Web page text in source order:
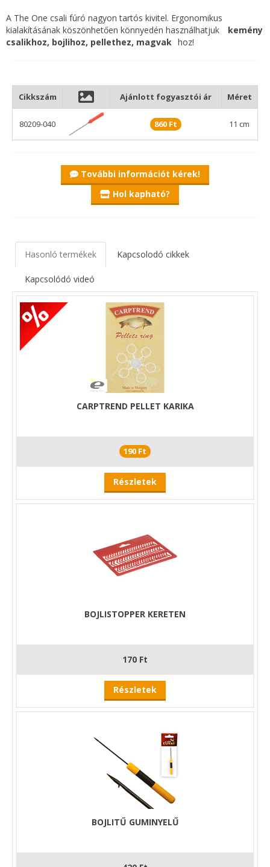
A The One csali fúró nagyon tartós kivitel. Ergonomikus
kialakításának köszönhetően könnyedén használhatjuk
kemény
csalikhoz, bojlihoz, pellethez, magvak hoz!
Cikkszám Ajánlott fogyasztói ár Méret
80209-040 860 Ft 11 cm
További információt kérek!
Hol kapható?
Hasonló termékek Kapcsolodó cikkek
Kapcsolódó videó
CARPTREND PELLET KARIKA
190 Ft
Részletek
BOJLISTOPPER KERETEN
170 Ft
Részletek
BOJLITŰ GUMINYELŰ